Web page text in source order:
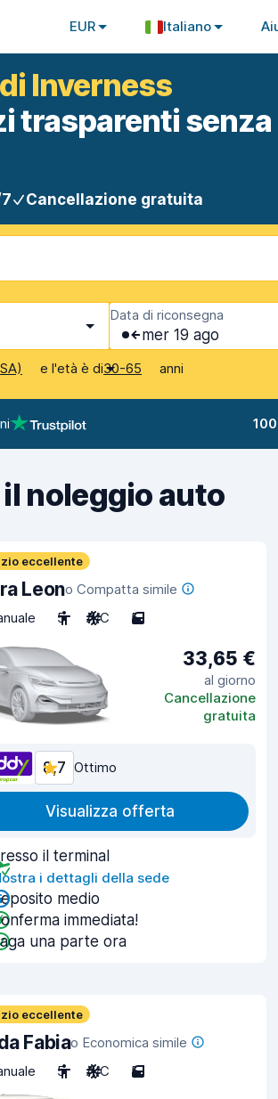
EUR Italiano
Inverness
trasparenti senza
Cancellazione gratuita
Data di riconsegna
mer 19 ago
e l'età è di30-65 anni
noleggio auto
eccellente
Leono Compatta simile
5 A/C 5
33,65 €
al giorno
Cancellazione
gratuita
8,7 Ottimo
Visualizza offerta
il terminal
i dettagli della sede
medio
immediata!
una parte ora
eccellente
Fabiao Economica simile
5 A/C 5